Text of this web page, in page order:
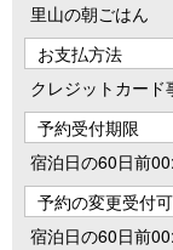
里山の朝ごはん
お支払方法
クレジットカード
予約受付期限
宿泊日の60日前
予約の変更受付
宿泊日の60日前